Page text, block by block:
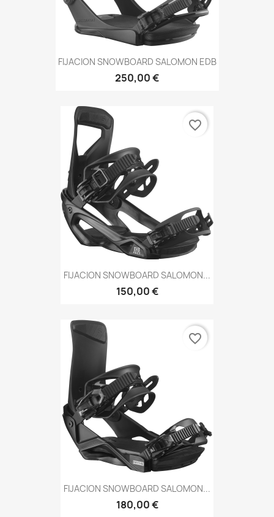
FIJACION SNOWBOARD SALOMON EDB
250,00 €
FIJACION SNOWBOARD SALOMON...
150,00 €
favorite_border
FIJACION SNOWBOARD SALOMON...
180,00 €
favorite_border